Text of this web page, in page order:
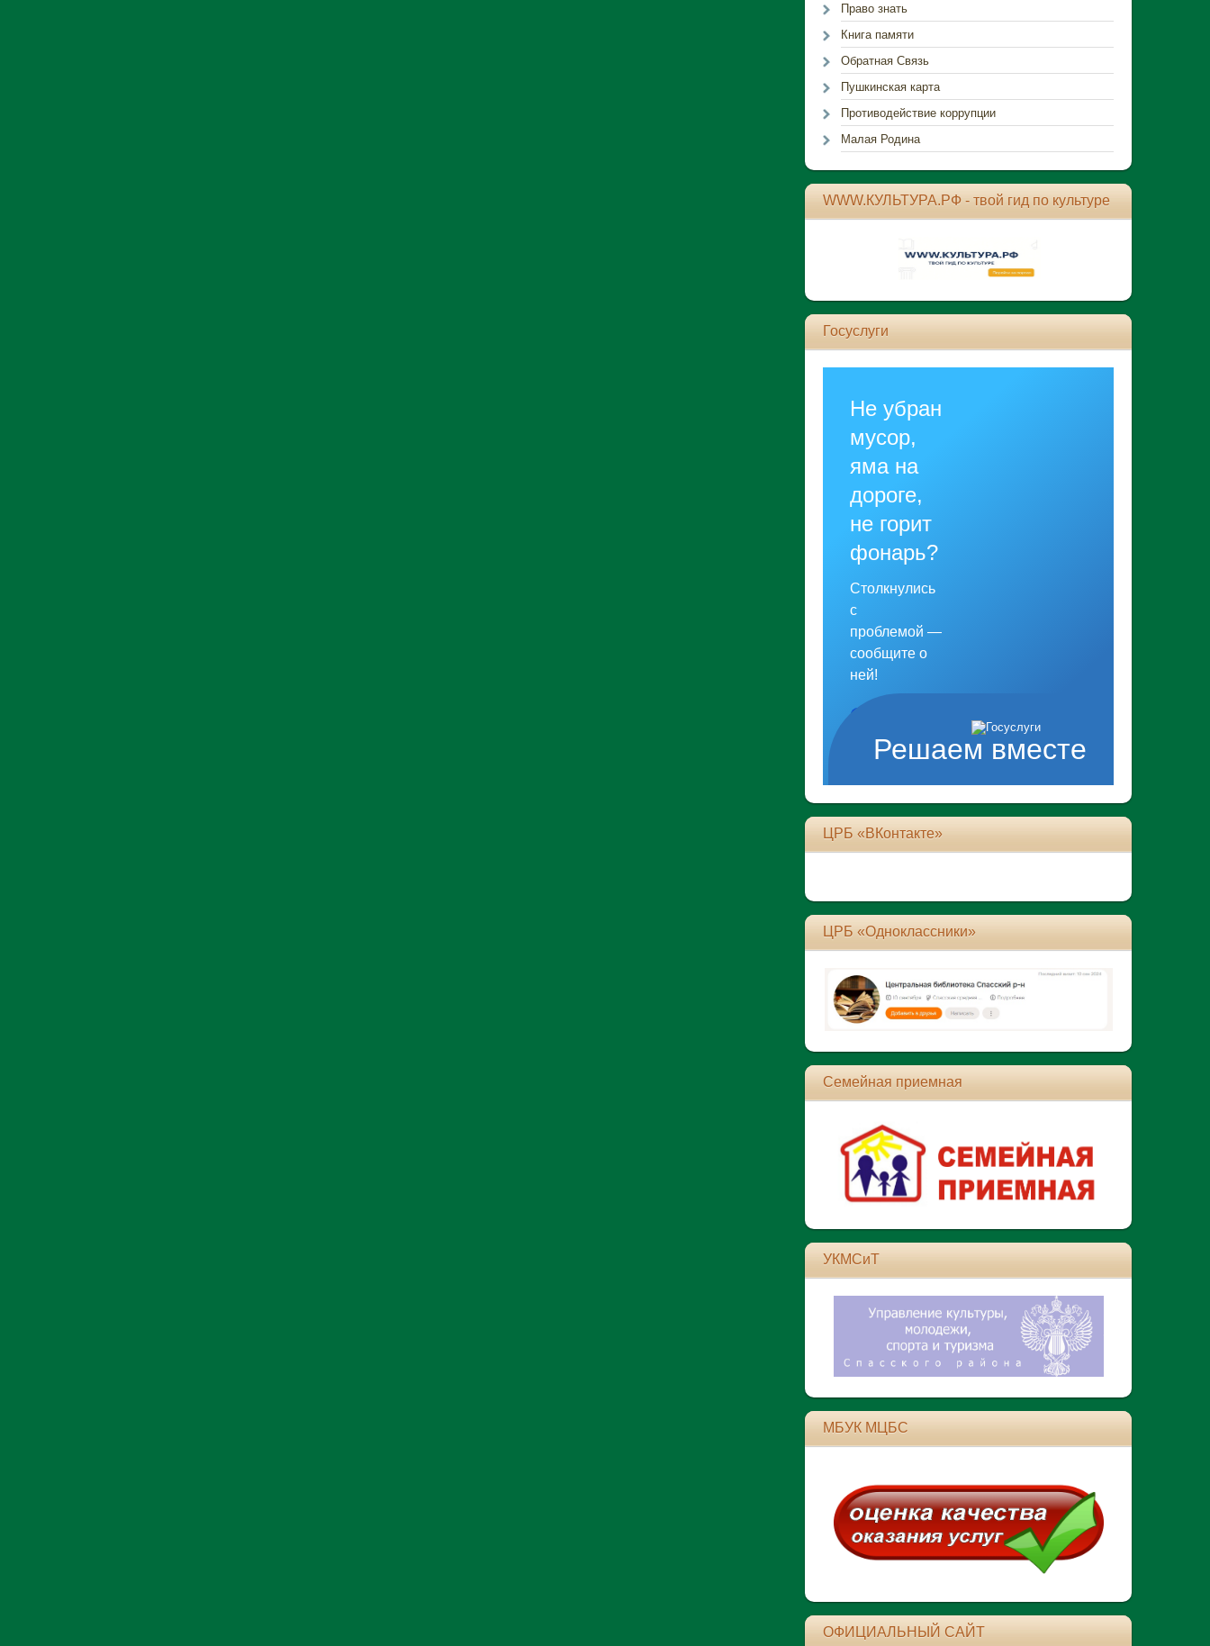
Право знать
Книга памяти
Обратная Связь
Пушкинская карта
Противодействие коррупции
Малая Родина
WWW.КУЛЬТУРА.РФ - твой гид по культуре
Госуслуги
Решаем вместе
Не убран
мусор,
яма на
дороге,
не горит
фонарь?
Столкнулись
с
проблемой —
сообщите о
ней!
проблеме
ЦРБ «ВКонтакте»
ЦРБ «Одноклассники»
Семейная приемная
УКМСиТ
МБУК МЦБС
ОФИЦИАЛЬНЫЙ САЙТ